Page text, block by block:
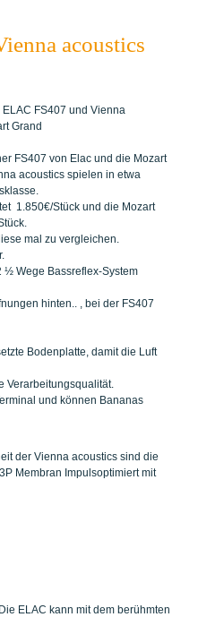
acoustics
ELAC FS407 und Vienna
Grand
FS407 von Elac und die Mozart
acoustics spielen in etwa
1.850€/Stück und die Mozart
mal zu vergleichen.
½ Wege Bassreflex-System
hinten.. , bei der FS407
Bodenplatte, damit die Luft
Verarbeitungsqualität.
und können Bananas
der Vienna acoustics sind die
Membran Impulsoptimiert mit
Die ELAC kann mit dem berühmten